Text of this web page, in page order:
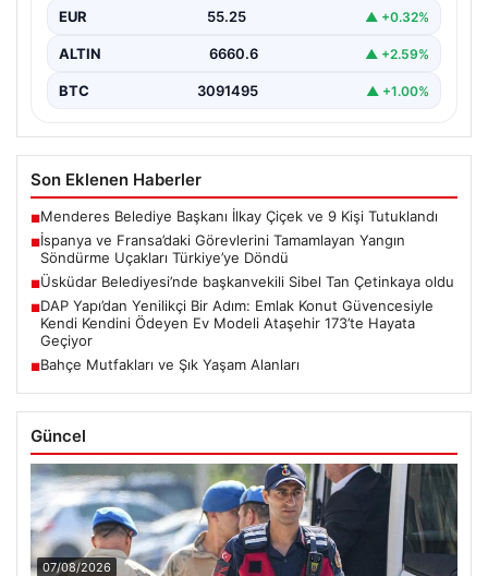
büyük…
EUR 55.25 ▲ +0.32%
ALTIN 6660.6 ▲ +2.59%
BTC 3091495 ▲ +1.00%
Son Eklenen Haberler
■Menderes Belediye Başkanı İlkay Çiçek ve 9 Kişi Tutuklandı
■İspanya ve Fransa’daki Görevlerini Tamamlayan Yangın
Söndürme Uçakları Türkiye’ye Döndü
■Üsküdar Belediyesi’nde başkanvekili Sibel Tan Çetinkaya oldu
■DAP Yapı’dan Yenilikçi Bir Adım: Emlak Konut Güvencesiyle
Kendi Kendini Ödeyen Ev Modeli Ataşehir 173’te Hayata
Geçiyor
■Bahçe Mutfakları ve Şık Yaşam Alanları
Güncel
07/08/2026